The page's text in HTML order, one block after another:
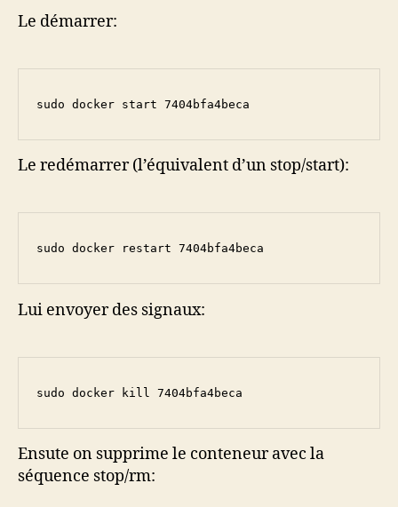
Le démarrer:
sudo docker start 7404bfa4beca
Le redémarrer (l’équivalent d’un stop/start):
sudo docker restart 7404bfa4beca
Lui envoyer des signaux:
sudo docker kill 7404bfa4beca
Ensute on supprime le conteneur avec la
séquence stop/rm: